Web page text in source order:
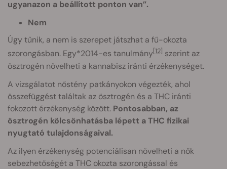
ugyanazon a beállított ponton van”.
Nem
Úgy tűnik, a nem is szerepet játszhat a fű-okozta
szorongásban. Egy*2014-es tanulmány[12] szerint az
ösztrogén növelheti a kannabisz iránti érzékenységet.
A vizsgálatot nőstény patkányokon végezték, ahol
összefüggést találtak az ösztrogén és a THC iránti
fokozott érzékenység között. Pontosabban, az
ösztrogén kölcsönhatásba lépett a THC fizikai
nyugtató tulajdonságaival.
Az ilyen érzékenység potenciálisan növelheti a nők
sebezhetőségét a THC okozta szorongással és